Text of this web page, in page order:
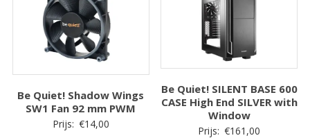
Be Quiet! Shadow Wings
SW1 Fan 92 mm PWM
Prijs: €14,00
Be Quiet! SILENT BASE 600
CASE High End SILVER with
Window
Prijs: €161,00